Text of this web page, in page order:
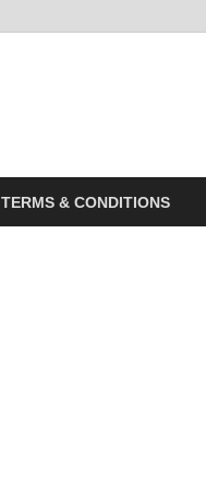
TERMS & CONDITIONS